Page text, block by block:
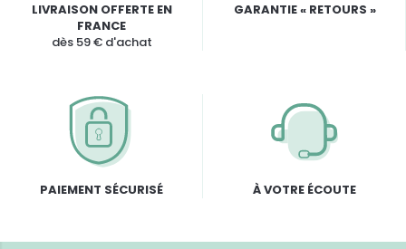
LIVRAISON OFFERTE EN
FRANCE
dès 59 € d'achat
GARANTIE « RETOURS »
PAIEMENT SÉCURISÉ À VOTRE ÉCOUTE